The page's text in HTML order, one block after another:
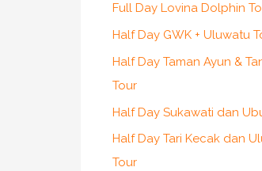
Full Day Lovina Dolphin
Half Day GWK + Uluwatu
Half Day Taman Ayun &
Tour
Half Day Sukawati dan
Half Day Tari Kecak dan
Tour